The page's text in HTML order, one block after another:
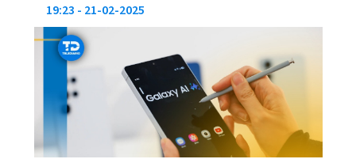
19:23 21-02-2025